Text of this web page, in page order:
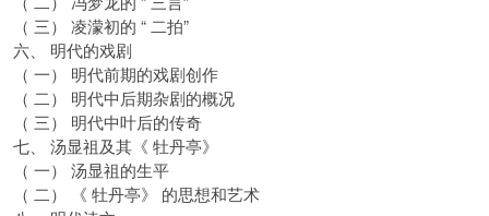
（ 三） 凌濛初的 “ 二拍”
六、 明代的戏剧
（ 一） 明代前期的戏剧创作
（ 二） 明代中后期杂剧的概况
（ 三） 明代中叶后的传奇
七、 汤显祖及其《 牡丹亭》
（ 一） 汤显祖的生平
（ 二） 《 牡丹亭》 的思想和艺术